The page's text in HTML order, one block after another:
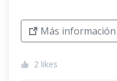
Más información
2 likes